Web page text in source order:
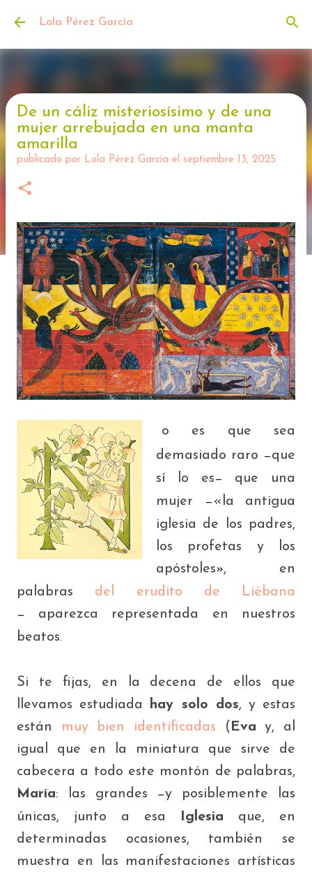
Ir al contenido principal
Lola Pérez García
De un cáliz misteriosísimo y de una
mujer arrebujada en una manta
amarilla
publicado por Lola Pérez García el septiembre 13, 2025
o es que sea
demasiado raro
—que
sí lo es—
que una
mujer
— «la antigua
iglesia de los padres,
los profetas y los
apóstoles», en
palabras del erudito de Liébana
— aparezca representada en nuestros
beatos.
Si te fijas, en la decena de ellos que
llevamos estudiada hay solo dos, y estas
están
muy bien identificadas ( Eva y, al
igual que en la miniatura que sirve de
cabecera a todo este montón de palabras,
María: las grandes —y posiblemente las
únicas, junto a esa Iglesia que, en
determinadas ocasiones, también se
muestra en las manifestaciones artísticas